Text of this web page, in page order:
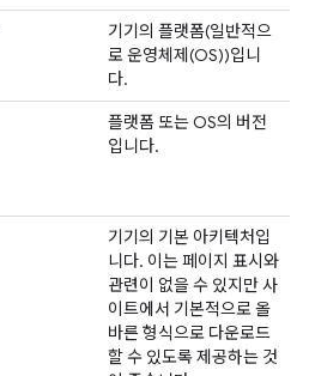
기기의 플랫폼(일반적으
로 운영체제(OS))입니
다.
플랫폼 또는 OS의 버전
입니다.
기기의 기본 아키텍처입
니다. 이는 페이지 표시와
관련이 없을 수 있지만 사
이트에서 기본적으로 올
바른 형식으로 다운로드
할 수 있도록 제공하는 것